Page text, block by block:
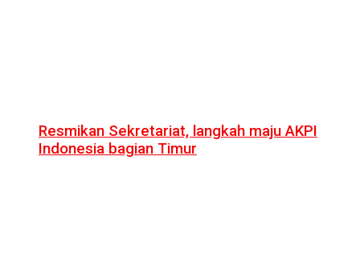
Resmikan Sekretariat, langkah maju AKPI
Indonesia bagian Timur